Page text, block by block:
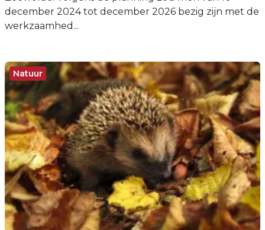
december 2024 tot december 2026 bezig zijn met de
werkzaamhed...
Natuur